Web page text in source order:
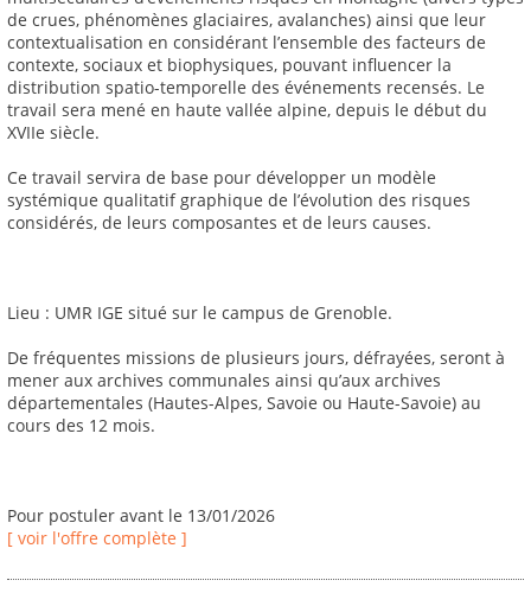
de crues, phénomènes glaciaires, avalanches) ainsi que leur
contextualisation en considérant l’ensemble des facteurs de
contexte, sociaux et biophysiques, pouvant influencer la
distribution spatio-temporelle des événements recensés. Le
travail sera mené en haute vallée alpine, depuis le début du
XVIIe siècle.
Ce travail servira de base pour développer un modèle
systémique qualitatif graphique de l’évolution des risques
considérés, de leurs composantes et de leurs causes.
Lieu : UMR IGE situé sur le campus de Grenoble.
De fréquentes missions de plusieurs jours, défrayées, seront à
mener aux archives communales ainsi qu’aux archives
départementales (Hautes-Alpes, Savoie ou Haute-Savoie) au
cours des 12 mois.
Pour postuler avant le 13/01/2026
[ voir l'offre complète ]